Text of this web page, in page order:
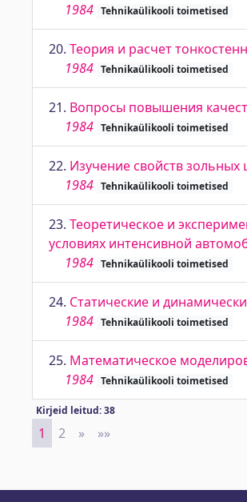
1984 Tehnikaülikooli toimetised
20. Теория и расчет
1984 Tehnikaülikooli toimetised
21. Вопросы повышения
1984 Tehnikaülikooli toimetised
22. Изучение свойств
1984 Tehnikaülikooli toimetised
23. Теоретическое и
условиях интенсивной
1984 Tehnikaülikooli toimetised
24. Статические и
1984 Tehnikaülikooli toimetised
25. Математическое
1984 Tehnikaülikooli toimetised
Kirjeid leitud: 38
1 2 » Next
»»